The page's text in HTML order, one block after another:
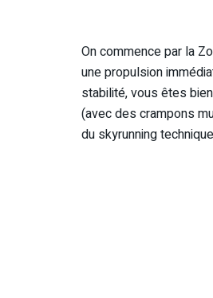
On commence par la
une propulsion
stabilité, vous êtes
(avec des crampons
du skyrunning